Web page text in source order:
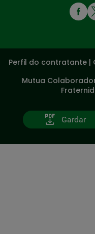
Perfil do contratante|
Mutua
Gardar